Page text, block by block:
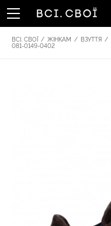
ВСІ. СВОЇ / ЖІНКАМ / ВЗУТТЯ /
081-0149-0402